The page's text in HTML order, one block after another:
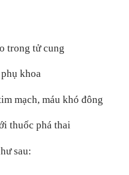
trong tử cung
khoa
mạch, máu khó đông
thuốc phá thai
sau: